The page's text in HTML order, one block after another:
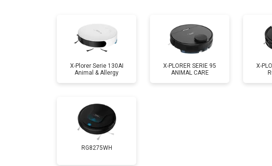
X-Plorer Serie 130AI
Animal & Allergy
X-PLORER SERIE 95
ANIMAL CARE
X-
RG8275WH